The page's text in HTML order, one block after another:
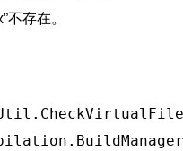
不存在。